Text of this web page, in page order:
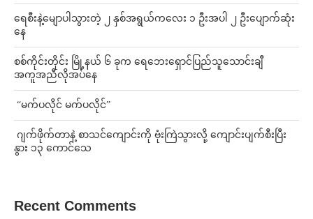
ရေစီးနဲ့မျောပါသွားတဲ့ ၂ နှစ်အရွယ်ကလေး ၁ ဦးအပါ ၂ ဦးပျောက်ဆုံး
နေ
စစ်ကိုင်းတိုင်း မြို့နယ် ၆ ခုက ရေဘေးရှောင်ပြည်သူသောင်းချီ
အကူအညီလိုအပ်နေ
⁨ ⁨“မက်ပလိုင် မက်ပလိုင်”
⁨⁩ ⁨ဂျက်ဖိုက်တာနဲ့ စာသင်ကျောင်းကို ဗုံးကြဲသွားလို့ ကျောင်းပျက်စီးပြီး
နွား ၁၃ ကောင်သေ
Recent Comments